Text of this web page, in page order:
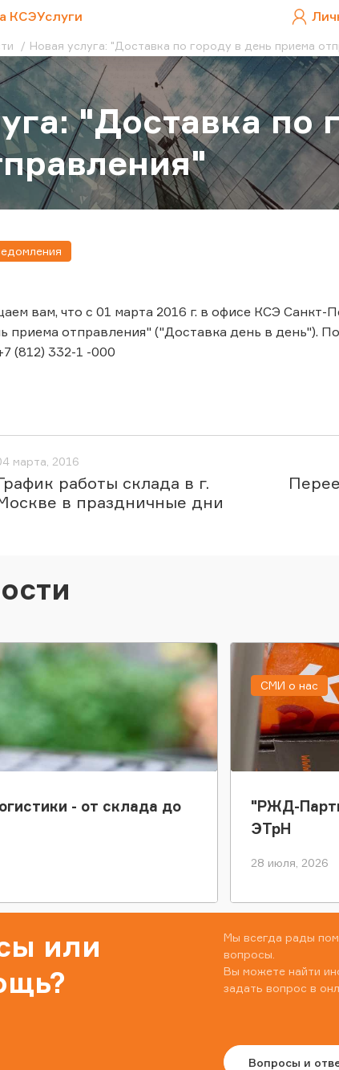
КСЭУслуги
Новая услуга: "Доставка по городу в день приема
"Доставка по
вам, что с 01 марта 2016 г. в офисе КСЭ Санкт-
приема отправления" ("Доставка день в день").
(812) 332-1 -000
марта, 2016
работы склада в г.
в праздничные дни
- от склада до
"РЖД-
ЭТрН
28 июля, 2026
СМИ о нас
или
Мы всегда рады
вопросы.
Вы можете найти
задать вопрос в
Вопросы и